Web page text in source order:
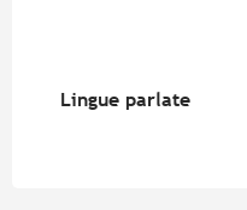
Lingue parlate
Lingue parlate